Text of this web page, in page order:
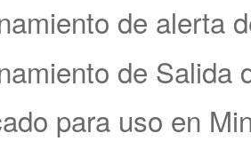
de alerta
de Salida
para uso en